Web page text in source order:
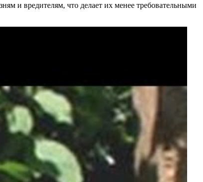
и вредителям, что делает их менее требовательными